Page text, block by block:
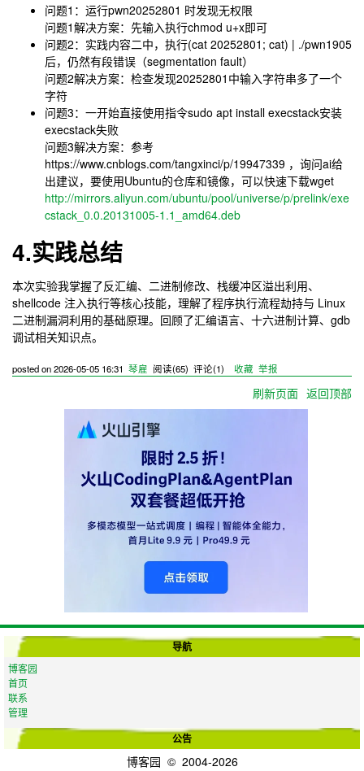
导航
博客园
首页
联系
管理
公告
问题1：运行pwn20252801 时发现无权限
问题1解决方案：先输入执行chmod u+x即可
问题2：实践内容二中，执行(cat 20252801; cat) | ./pwn1905
后，仍然有段错误（segmentation fault）
问题2解决方案：检查发现20252801中输入字符串多了一个
字符
问题3：一开始直接使用指令sudo apt install execstack安装
execstack失败
问题3解决方案：参考
https://www.cnblogs.com/tangxinci/p/19947339 ，询问ai给
出建议，要使用Ubuntu的仓库和镜像，可以快速下载wget
http://mirrors.aliyun.com/ubuntu/pool/universe/p/prelink/exe
cstack_0.0.20131005-1.1_amd64.deb
4.实践总结
本次实验我掌握了反汇编、二进制修改、栈缓冲区溢出利用、
shellcode 注入执行等核心技能，理解了程序执行流程劫持与 Linux
二进制漏洞利用的基础原理。回顾了汇编语言、十六进制计算、gdb
调试相关知识点。
posted on2026-05-05 16:31 琴雇 阅读(65) 评论(1) 收藏 举报
刷新页面 返回顶部
博客园 © 2004-2026